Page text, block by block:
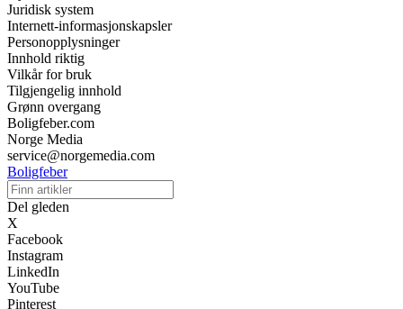
Juridisk system
Internett-informasjonskapsler
Personopplysninger
Innhold riktig
Vilkår for bruk
Tilgjengelig innhold
Grønn overgang
Boligfeber.com
Norge Media
service@norgemedia.com
Boligfeber
Del gleden
X
Facebook
Instagram
LinkedIn
YouTube
Pinterest